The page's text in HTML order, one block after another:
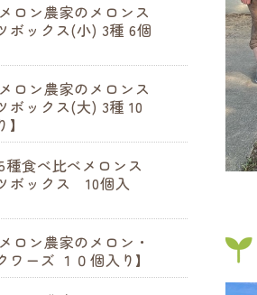
メロン農家のメロンス
ボックス(小) 3種 6個
メロン農家のメロンス
ボックス(大) 3種 10
5種食べ比べメロンス
ボックス 10個入
メロン農家のメロン・
ワーズ １０個入り】